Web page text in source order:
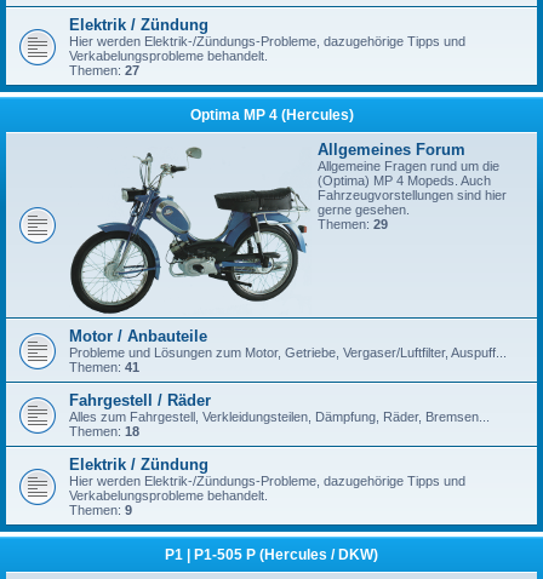
Elektrik / Zündung
Hier werden Elektrik-/Zündungs-Probleme, dazugehörige Tipps und
Verkabelungsprobleme behandelt.
Themen: 27
Optima MP 4 (Hercules)
Allgemeines Forum
Allgemeine Fragen rund um die
(Optima) MP 4 Mopeds. Auch
Fahrzeugvorstellungen sind hier
gerne gesehen.
Themen: 29
Motor / Anbauteile
Probleme und Lösungen zum Motor, Getriebe, Vergaser/Luftfilter, Auspuff...
Themen: 41
Fahrgestell / Räder
Alles zum Fahrgestell, Verkleidungsteilen, Dämpfung, Räder, Bremsen...
Themen: 18
Elektrik / Zündung
Hier werden Elektrik-/Zündungs-Probleme, dazugehörige Tipps und
Verkabelungsprobleme behandelt.
Themen: 9
P1 | P1-505 P (Hercules / DKW)